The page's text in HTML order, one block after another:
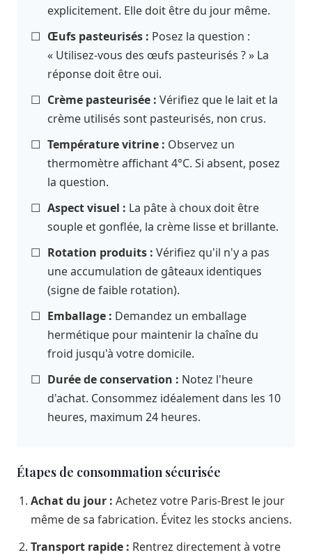
explicitement. Elle doit être du jour même.
☐ Œufs pasteurisés : Posez la question :
« Utilisez-vous des œufs pasteurisés ? » La
réponse doit être oui.
☐ Crème pasteurisée : Vérifiez que le lait et la
crème utilisés sont pasteurisés, non crus.
☐ Température vitrine : Observez un
thermomètre affichant 4°C. Si absent, posez
la question.
☐ Aspect visuel : La pâte à choux doit être
souple et gonflée, la crème lisse et brillante.
☐ Rotation produits : Vérifiez qu'il n'y a pas
une accumulation de gâteaux identiques
(signe de faible rotation).
☐ Emballage : Demandez un emballage
hermétique pour maintenir la chaîne du
froid jusqu'à votre domicile.
☐ Durée de conservation : Notez l'heure
d'achat. Consommez idéalement dans les 10
heures, maximum 24 heures.
Étapes de consommation sécurisée
Achat du jour : Achetez votre Paris-Brest le jour
même de sa fabrication. Évitez les stocks anciens.
Transport rapide : Rentrez directement à votre